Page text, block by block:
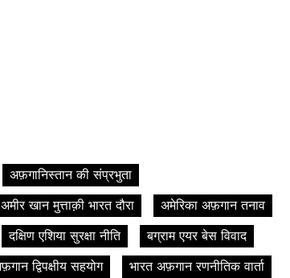
अफ़गानिस्तान की संप्रभुता
अमीर खान मुत्ताक़ी भारत दौरा
अमेरिका अफ़गान तनाव
दक्षिण एशिया सुरक्षा नीति
बग्राम एयर बेस विवाद
द्विपक्षीय सहयोग
भारत अफ़गान रणनीतिक वार्ता